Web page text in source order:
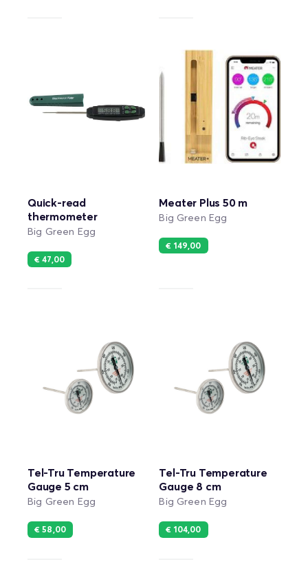
Quick-read
thermometer
Big Green Egg
€ 47,00
Meater Plus 50 m
Big Green Egg
€ 149,00
Tel-Tru Temperature
Gauge 5 cm
Big Green Egg
€ 58,00
Tel-Tru Temperature
Gauge 8 cm
Big Green Egg
€ 104,00